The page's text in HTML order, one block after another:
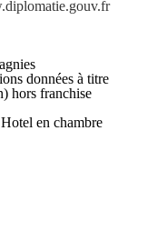
données à titre
hors franchise
en chambre